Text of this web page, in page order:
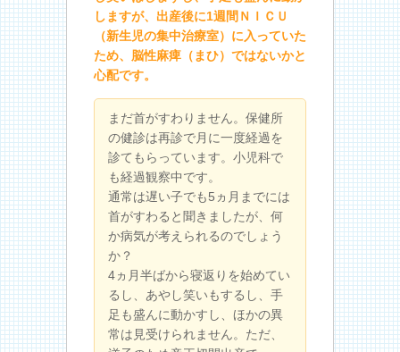
しますが、出産後に1週間ＮＩＣＵ
（新生児の集中治療室）に入っていた
ため、脳性麻痺（まひ）ではないかと
心配です。
まだ首がすわりません。保健所
の健診は再診で月に一度経過を
診てもらっています。小児科で
も経過観察中です。
通常は遅い子でも5ヵ月までには
首がすわると聞きましたが、何
か病気が考えられるのでしょう
か？
4ヵ月半ばから寝返りを始めてい
るし、あやし笑いもするし、手
足も盛んに動かすし、ほかの異
常は見受けられません。ただ、